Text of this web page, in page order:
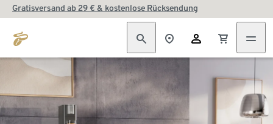
Gratisversand ab 29 € & kostenlose Rücksendung